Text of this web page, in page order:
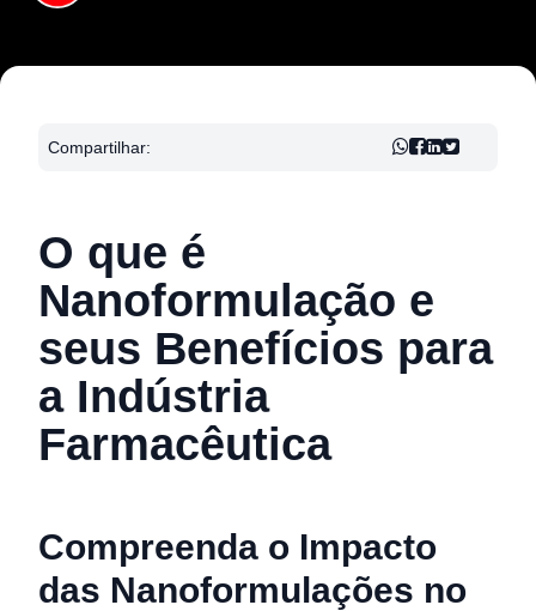
Compartilhar:
O que é
Nanoformulação e
seus Benefícios para
a Indústria
Farmacêutica
Compreenda o Impacto
das Nanoformulações no